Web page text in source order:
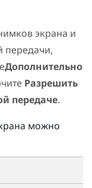
экрана и
передачи,
Дополнительно
Разрешить
передаче.
можно